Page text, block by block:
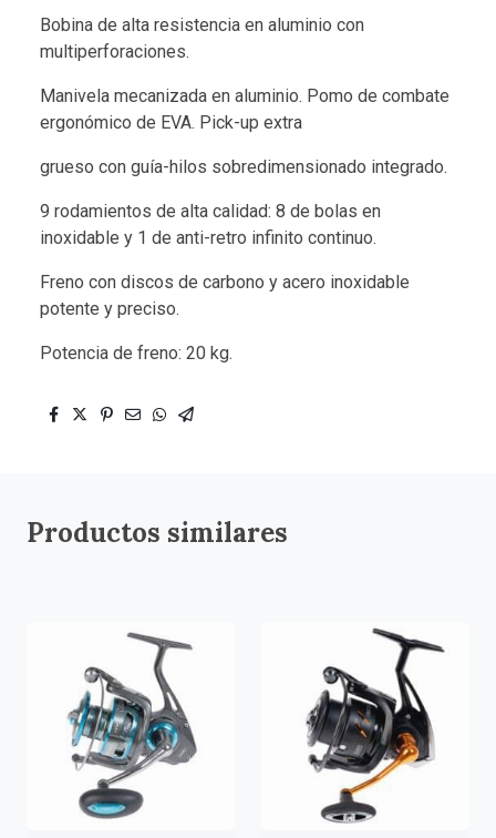
Bobina de alta resistencia en aluminio con
multiperforaciones.
Manivela mecanizada en aluminio. Pomo de combate
ergonómico de EVA. Pick-up extra
grueso con guía-hilos sobredimensionado integrado.
9 rodamientos de alta calidad: 8 de bolas en
inoxidable y 1 de anti-retro infinito continuo.
Freno con discos de carbono y acero inoxidable
potente y preciso.
Potencia de freno: 20 kg.
Productos similares